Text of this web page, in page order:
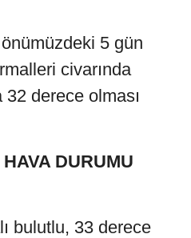
önümüzdeki 5 gün
civarında
derece olması
DURUMU
bulutlu, 33 derece